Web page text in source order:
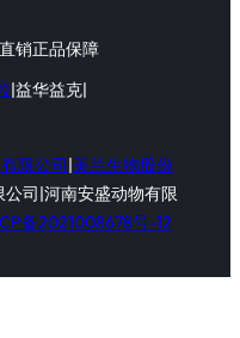
销正品保障
|益华益克|
限公司|美兰生物股份
司|河南安盛动物有限
备2021008678号-12